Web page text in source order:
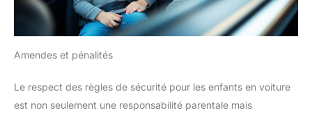
Amendes et pénalités
Le respect des règles de sécurité pour les enfants en voiture
est non seulement une responsabilité parentale mais